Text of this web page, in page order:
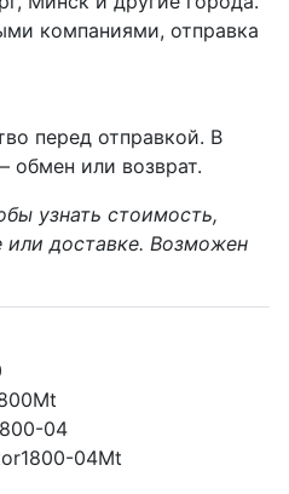
компаниями, отправка
перед отправкой. В
обмен или возврат.
узнать стоимость,
или доставке. Возможен
04
04Mt